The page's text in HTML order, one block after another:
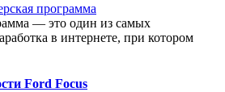
— это один из самых
в интернете, при котором
Ford Focus